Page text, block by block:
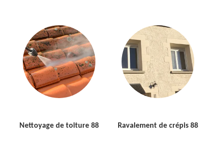
Nettoyage de toiture 88 Ravalement de crépis 88